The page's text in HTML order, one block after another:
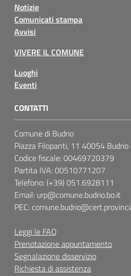
Notizie
Comunicati stampa
Avvisi
VIVERE IL COMUNE
Luoghi
Eventi
CONTATTI
Comune di Budrio
Piazza Filopanti, 11 40054
Codice fiscale: 00469720379
Partita IVA: 00510771207
Telefono: (+39) 051.6928111
Email: urp@comune.budrio.bo.it
PEC:
Leggi le FAQ
Prenotazione appuntamento
Segnalazione disservizio
Richiesta di assistenza